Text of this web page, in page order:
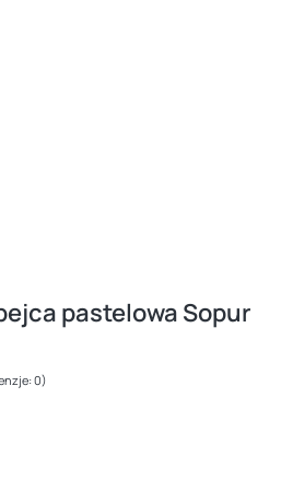
pastelowa Sopur
0)